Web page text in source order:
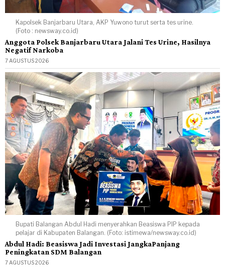
Kapolsek Banjarbaru Utara, AKP Yuwono turut serta tes urine.
(Foto : newsway.co.id)
Anggota Polsek Banjarbaru Utara Jalani Tes Urine, Hasilnya
Negatif Narkoba
7 AGUSTUS 2026
Bupati Balangan Abdul Hadi menyerahkan Beasiswa PIP kepada
pelajar di Kabupaten Balangan. (Foto: istimewa/newsway.co.id)
Abdul Hadi: Beasiswa Jadi Investasi JangkaPanjang
Peningkatan SDM Balangan
7 AGUSTUS 2026